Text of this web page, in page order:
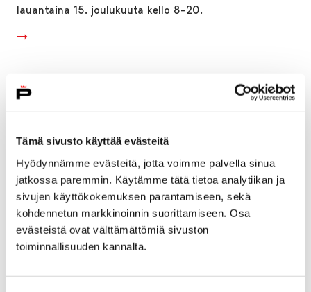
Tämä sivusto käyttää evästeitä
Hyödynnämme evästeitä, jotta voimme palvella sinua
jatkossa paremmin. Käytämme tätä tietoa analytiikan ja
sivujen käyttökokemuksen parantamiseen, sekä
kohdennetun markkinoinnin suorittamiseen. Osa
evästeistä ovat välttämättömiä sivuston
toiminnallisuuden kannalta.
lauantaina 15. joulukuuta kello 8–20.